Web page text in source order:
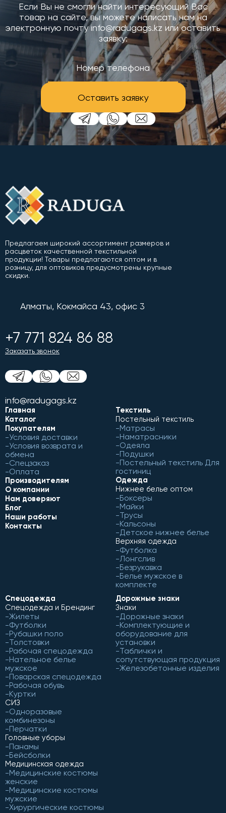
Если Вы не смогли найти интересующий Вас
товар на сайте, вы можете написать нам на
электронную почту info@radugags.kz или оставить
заявку:
Оставить заявку
Предлагаем широкий ассортимент размеров и
расцветок качественной текстильной
продукции! Товары предлагаются оптом и в
розницу, для оптовиков предусмотрены крупные
скидки.
Алматы, Кокмайса 43, офис 3
+7 771 824 86 88
Заказать звонок
info@radugags.kz
Главная
Каталог
Покупателям
Условия доставки
Условия возврата и
обмена
Спецзаказ
Оплата
Производителям
О компании
Нам доверяют
Блог
Наши работы
Контакты
Текстиль
Постельный текстиль
Матрасы
Наматрасники
Одеяла
Подушки
Постельный текстиль Для
гостиниц
Одежда
Нижнее белье оптом
Боксеры
Майки
Трусы
Кальсоны
Детское нижнее белье
Верхняя одежда
Футболка
Лонгслив
Безрукавка
Белье мужское в
комплекте
Спецодежда
Спецодежда и Брендинг
Жилеты
Футболки
Рубашки поло
Толстовки
Рабочая спецодежда
Нательное белье
мужское
Поварская спецодежда
Рабочая обувь
Куртки
СИЗ
Одноразовые
комбинезоны
Перчатки
Головные уборы
Панамы
Бейсболки
Медицинская одежда
Медицинские костюмы
женские
Медицинские костюмы
мужские
Хирургические костюмы
Дорожные знаки
Знаки
Дорожные знаки
Комплектующие и
оборудование для
установки
Таблички и
сопутствующая продукция
Железобетонные изделия